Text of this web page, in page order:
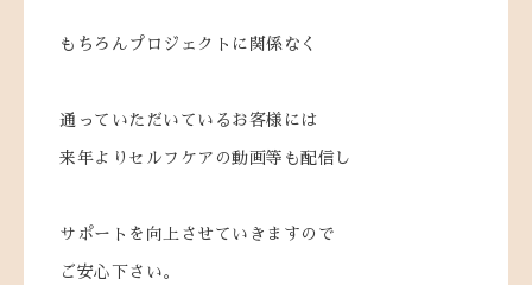
もちろんプロジェクトに関係なく
通っていただいているお客様には
来年よりセルフケアの動画等も配信し
サポートを向上させていきますので
ご安心下さい。